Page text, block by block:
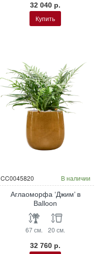
32 040 р.
Купить
CC0045820 В наличии
Аглаоморфа ‘Джим’ в
Balloon
67 см. 20 см.
32 760 р.